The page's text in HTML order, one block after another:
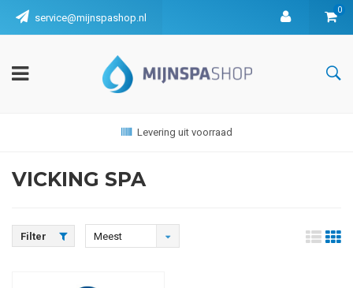
service@mijnspashop.nl
0
Levering uit voorraad
VICKING SPA
Filter
Meest